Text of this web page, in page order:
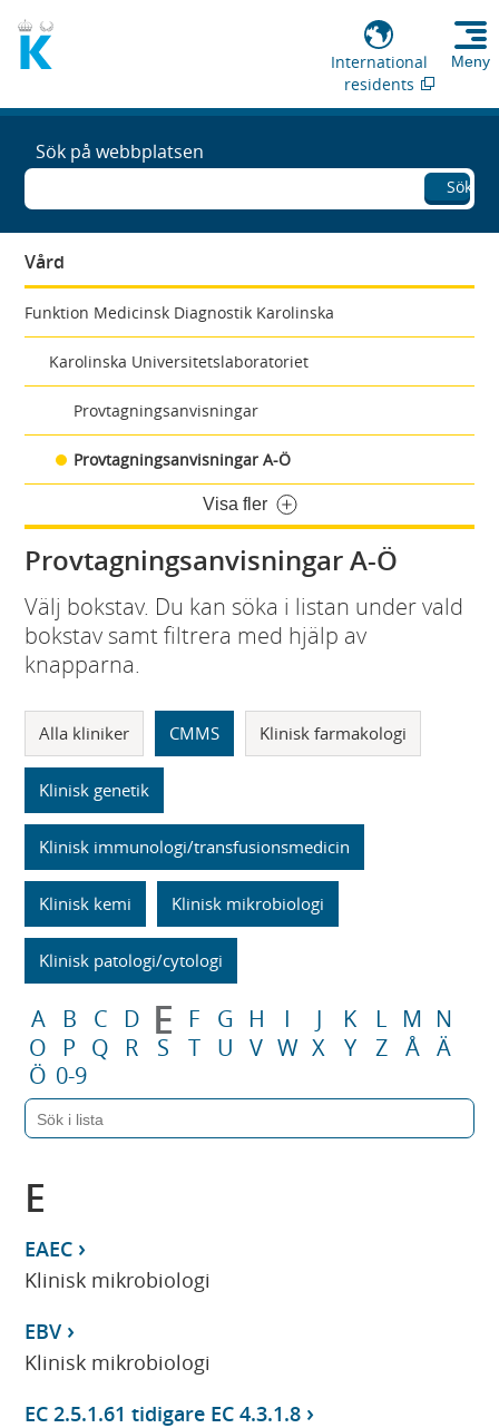
International
residents
Meny
Sök på webbplatsen
Sök
Vård
Funktion Medicinsk Diagnostik Karolinska
Karolinska Universitetslaboratoriet
Provtagningsanvisningar
Provtagningsanvisningar A-Ö
Visa fler
Provtagningsanvisningar A-Ö
Välj bokstav. Du kan söka i listan under vald
bokstav samt filtrera med hjälp av
knapparna.
Alla kliniker CMMS Klinisk farmakologi
Klinisk genetik
Klinisk immunologi/transfusionsmedicin
Klinisk kemi Klinisk mikrobiologi
Klinisk patologi/cytologi
A B C D E F G H I J K L M N
O
P Q R S T U V W X Y Z Å Ä
Ö 0-9
E
EAEC
Klinisk mikrobiologi
EBV
Klinisk mikrobiologi
EC 2.5.1.61 tidigare EC 4.3.1.8